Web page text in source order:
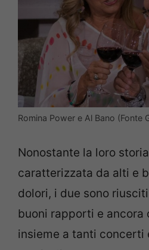
Romina Power e Al Bano (Fonte
Nonostante la loro
caratterizzata da alti e
dolori, i due sono
buoni rapporti e ancora
insieme a tanti concerti